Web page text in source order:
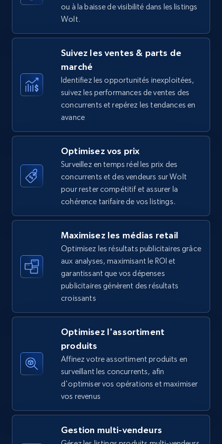
URL, Product name, Product rating, Product
rating object, Product rating max, Rating,
Author name, Asin, and more.
872+ Commencer
Walmart - products
URL, Final price, Sku, Currency, Gtin,
Specifications, Image urls, Top reviews, and
5.6K+ 877+ Commencer
Walmart - products - Find new products by
using specific category URL
URL, Final price, Sku, Currency, Gtin,
more.
877+
Specifications, Image urls, Top reviews, and
more.
ou à la baisse de visibilité dans les listings
Wolt.
Suivez les ventes & parts de
marché
Identifiez les opportunités inexploitées,
suivez les performances de ventes des
concurrents et repérez les tendances en
avance
Optimisez vos prix
Surveillez en temps réel les prix des
concurrents et des vendeurs sur Wolt
pour rester compétitif et assurer la
cohérence tarifaire de vos listings.
Maximisez les médias retail
Optimisez les résultats publicitaires grâce
aux analyses, maximisant le ROI et
garantissant que vos dépenses
publicitaires génèrent des résultats
croissants
Optimisez l'assortiment
produits
Affinez votre assortiment produits en
surveillant les concurrents, afin
d'optimiser vos opérations et maximiser
vos revenus
Gestion multi-vendeurs